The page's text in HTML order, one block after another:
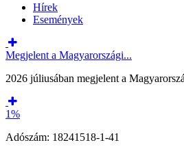
Hírek
Események
Megjelent a Magyarországi...
2026 júliusában megjelent a
1%
Adószám: 18241518-1-41